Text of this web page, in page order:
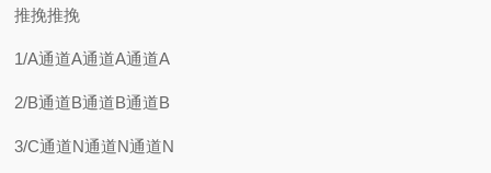
推挽推挽
1/A通道A通道A通道A
2/B通道B通道B通道B
3/C通道N通道N通道N